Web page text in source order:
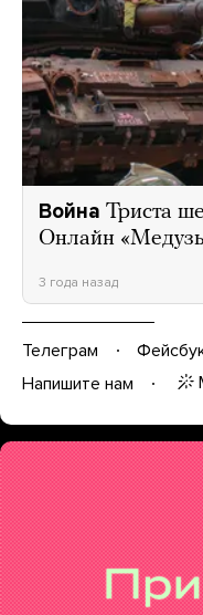
Война Триста
Онлайн
3 года назад
Телеграм
Напишите нам